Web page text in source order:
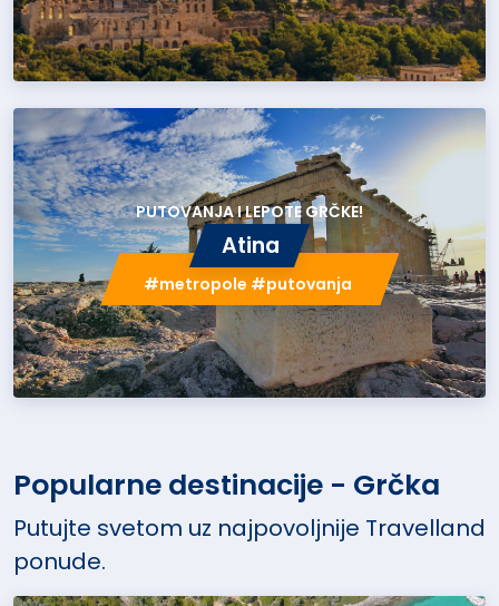
PUTOVANJA I LEPOTE GRČKE!
Atina
#metropole #putovanja
Popularne destinacije - Grčka
Putujte svetom uz najpovoljnije Travelland
ponude.